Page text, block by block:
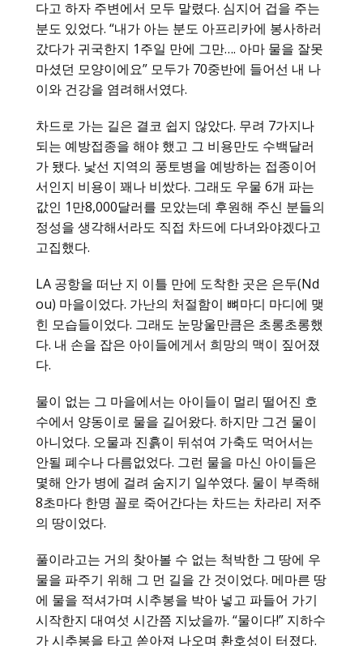
다고 하자 주변에서 모두 말렸다. 심지어 겁을 주는
분도 있었다. “내가 아는 분도 아프리카에 봉사하러
갔다가 귀국한지 1주일 만에 그만…. 아마 물을 잘못
마셨던 모양이에요” 모두가 70중반에 들어선 내 나
이와 건강을 염려해서였다.
차드로 가는 길은 결코 쉽지 않았다. 무려 7가지나
되는 예방접종을 해야 했고 그 비용만도 수백달러
가 됐다. 낯선 지역의 풍토병을 예방하는 접종이어
서인지 비용이 꽤나 비쌌다. 그래도 우물 6개 파는
값인 1만8,000달러를 모았는데 후원해 주신 분들의
정성을 생각해서라도 직접 차드에 다녀와야겠다고
고집했다.
LA 공항을 떠난 지 이틀 만에 도착한 곳은 은두(Nd
ou) 마을이었다. 가난의 처절함이 뼈마디 마디에 맺
힌 모습들이었다. 그래도 눈망울만큼은 초롱초롱했
다. 내 손을 잡은 아이들에게서 희망의 맥이 짚어졌
다.
물이 없는 그 마을에서는 아이들이 멀리 떨어진 호
수에서 양동이로 물을 길어왔다. 하지만 그건 물이
아니었다. 오물과 진흙이 뒤섞여 가축도 먹어서는
안될 폐수나 다름없었다. 그런 물을 마신 아이들은
몇해 안가 병에 걸려 숨지기 일쑤였다. 물이 부족해
8초마다 한명 꼴로 죽어간다는 차드는 차라리 저주
의 땅이었다.
풀이라고는 거의 찾아볼 수 없는 척박한 그 땅에 우
물을 파주기 위해 그 먼 길을 간 것이었다. 메마른 땅
에 물을 적셔가며 시추봉을 박아 넣고 파들어 가기
시작한지 대여섯 시간쯤 지났을까. “물이다!” 지하수
가 시추봉을 타고 쏟아져 나오며 환호성이 터졌다.